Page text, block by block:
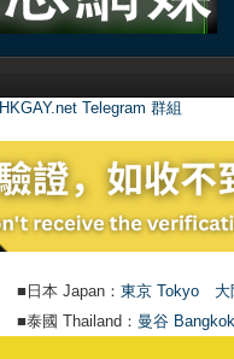
HKGAY.net Telegram 群組
■日本 Japan： 東京 Tokyo
■泰國 Thailand： 曼谷 Bangkok